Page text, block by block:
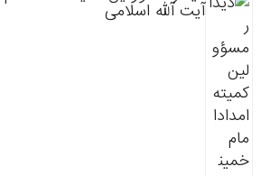
آیت آلله اسلامی